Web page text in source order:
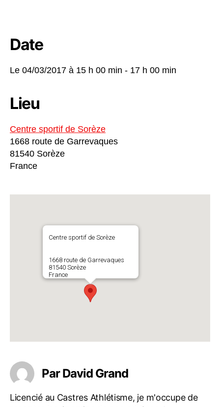
Date
Le 04/03/2017 à 15 h 00 min - 17 h 00 min
Lieu
Centre sportif de Sorèze
1668 route de Garrevaques
81540 Sorèze
France
Centre sportif de Sorèze
1668 route de Garrevaques
81540 Sorèze
France
Par David Grand
Licencié au Castres Athlétisme, je m'occupe de